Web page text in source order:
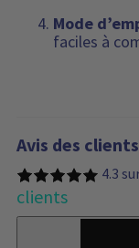
Mode
faciles à
Avis des
4.3
clients